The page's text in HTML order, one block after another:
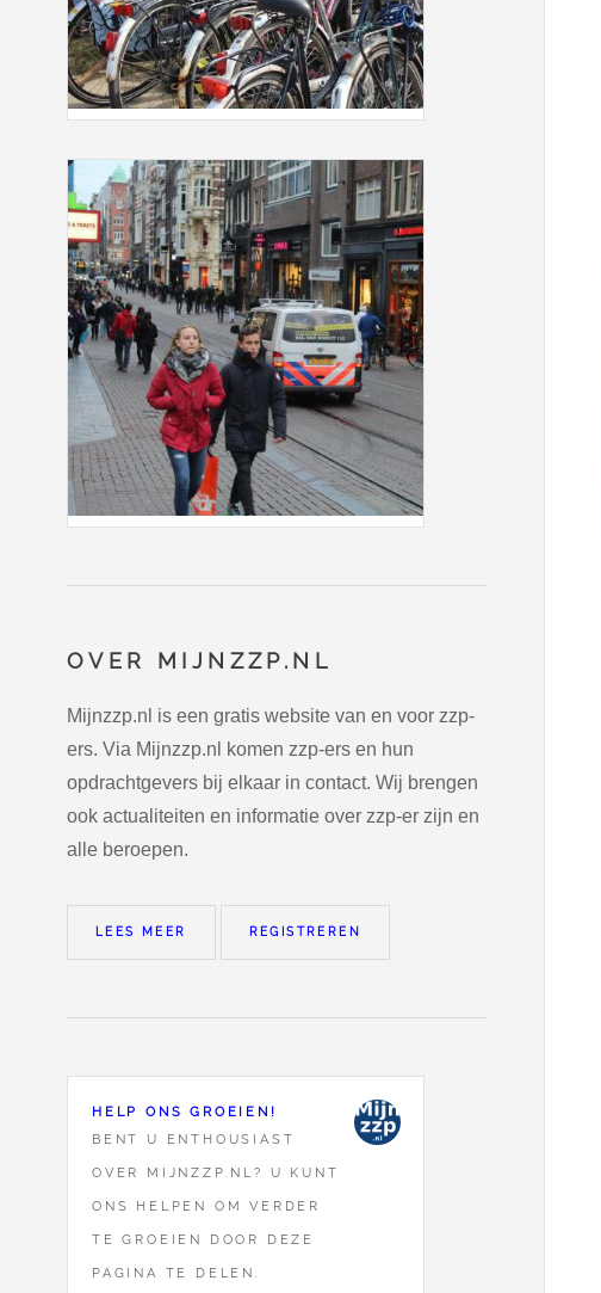
OVER MIJNZZP.NL
Mijnzzp.nl is een gratis website van en voor zzp-
ers. Via Mijnzzp.nl komen zzp-ers en hun
opdrachtgevers bij elkaar in contact. Wij brengen
ook actualiteiten en informatie over zzp-er zijn en
alle beroepen.
LEES MEER REGISTREREN
HELP ONS GROEIEN!
BENT U ENTHOUSIAST
OVER MIJNZZP.NL? U KUNT
ONS HELPEN OM VERDER
TE GROEIEN DOOR DEZE
PAGINA TE DELEN.